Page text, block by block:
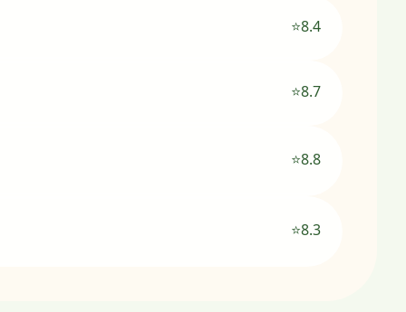
⭐8.4
⭐8.7
⭐8.8
⭐8.3